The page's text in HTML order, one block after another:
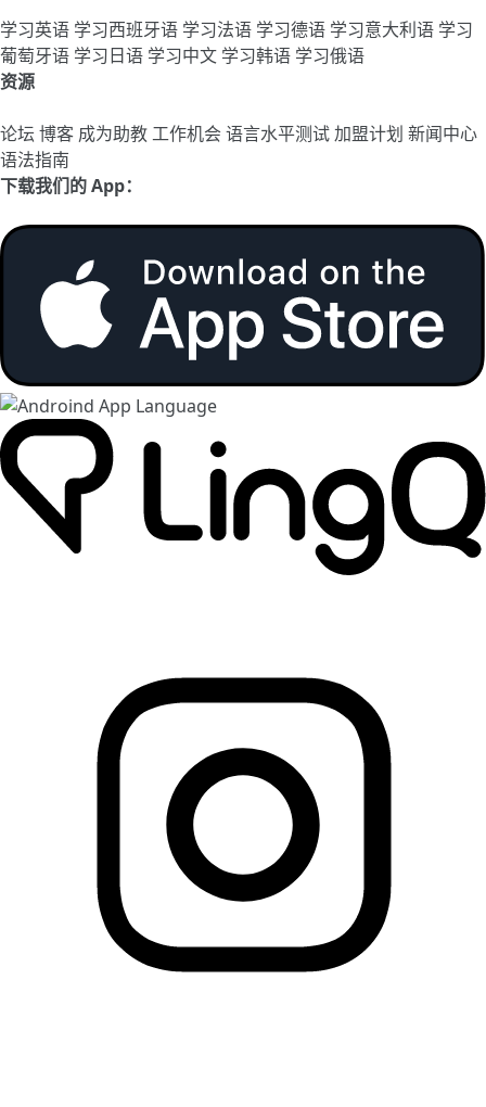
学习英语 学习西班牙语 学习法语 学习德语 学习意大利语 学习
葡萄牙语 学习日语 学习中文 学习韩语 学习俄语
资源
论坛 博客 成为助教工作机会语言水平测试加盟计划 新闻中心
语法指南
下载我们的 App：